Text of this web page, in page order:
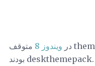
ویندوز 8
متوقف
شد و آنها را با تم هایی که دارای پسوند .deskthemepack بودند